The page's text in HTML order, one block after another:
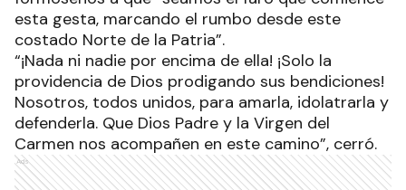
esta gesta, marcando el rumbo desde este
costado Norte de la Patria”.
“¡Nada ni nadie por encima de ella! ¡Solo la
providencia de Dios prodigando sus bendiciones!
Nosotros, todos unidos, para amarla, idolatrarla y
defenderla. Que Dios Padre y la Virgen del
Carmen nos acompañen en este camino”, cerró.
Ads